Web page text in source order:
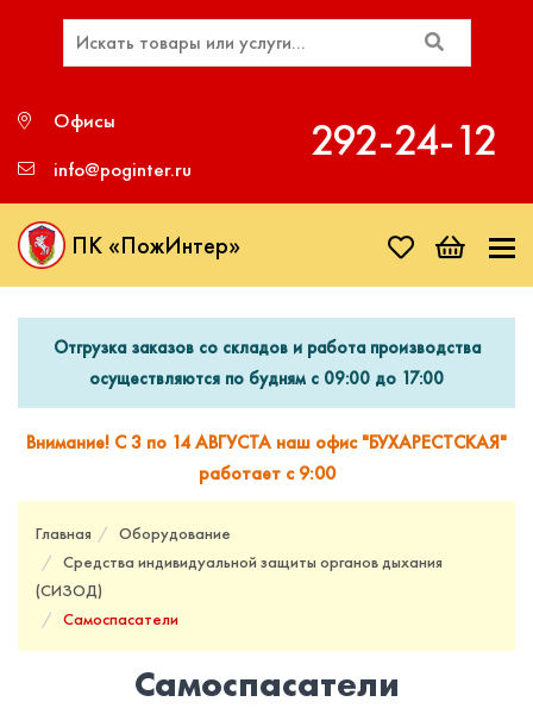
Офисы
info@poginter.ru
292‑24‑12
ПК «ПожИнтер»
Отгрузка заказов со складов и работа производства
осуществляются по будням с 09:00 до 17:00
Внимание! С 3 по 14 АВГУСТА наш офис "БУХАРЕСТСКАЯ"
работает с 9:00
Главная
Оборудование
Средства индивидуальной защиты органов дыхания
(СИЗОД)
Самоспасатели
Самоспасатели